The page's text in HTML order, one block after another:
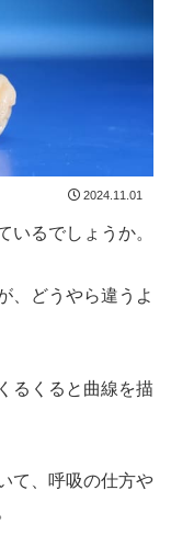
2024.11.01
いるでしょうか。
、どうやら違うよ
るくると曲線を描
て、呼吸の仕方や